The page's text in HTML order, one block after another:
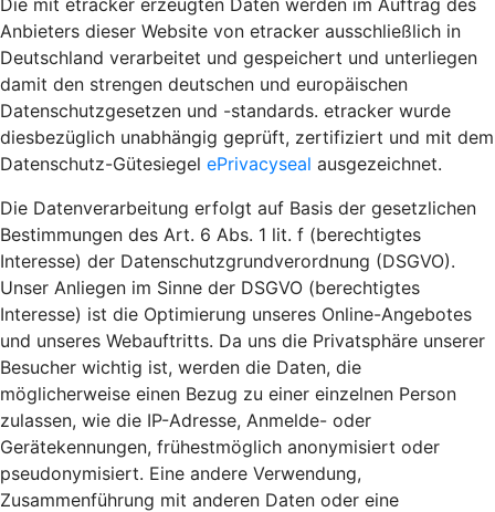
Die mit etracker erzeugten Daten werden im Auftrag des
Anbieters dieser Website von etracker ausschließlich in
Deutschland verarbeitet und gespeichert und unterliegen
damit den strengen deutschen und europäischen
Datenschutzgesetzen und -standards. etracker wurde
diesbezüglich unabhängig geprüft, zertifiziert und mit dem
Datenschutz-Gütesiegel ePrivacyseal ausgezeichnet.
Die Datenverarbeitung erfolgt auf Basis der gesetzlichen
Bestimmungen des Art. 6 Abs. 1 lit. f (berechtigtes
Interesse) der Datenschutzgrundverordnung (DSGVO).
Unser Anliegen im Sinne der DSGVO (berechtigtes
Interesse) ist die Optimierung unseres Online-Angebotes
und unseres Webauftritts. Da uns die Privatsphäre unserer
Besucher wichtig ist, werden die Daten, die
möglicherweise einen Bezug zu einer einzelnen Person
zulassen, wie die IP-Adresse, Anmelde- oder
Gerätekennungen, frühestmöglich anonymisiert oder
pseudonymisiert. Eine andere Verwendung,
Zusammenführung mit anderen Daten oder eine